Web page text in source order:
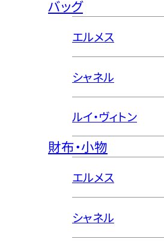
バッグ
エルメス
シャネル
ルイ・ヴィトン
財布・小物
エルメス
シャネル